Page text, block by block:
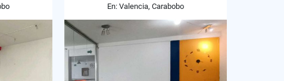
En: Valencia, Carabobo